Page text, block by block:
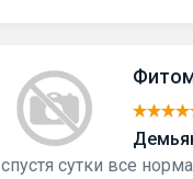
спустя сутки все